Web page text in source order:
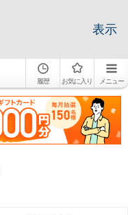
表示
履歴 お気に入り メニュー